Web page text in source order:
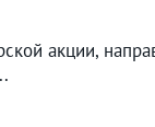
акции,